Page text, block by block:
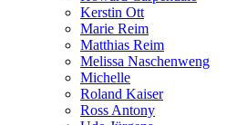
Kerstin Ott
Marie Reim
Matthias Reim
Melissa Naschenweng
Michelle
Roland Kaiser
Ross Antony